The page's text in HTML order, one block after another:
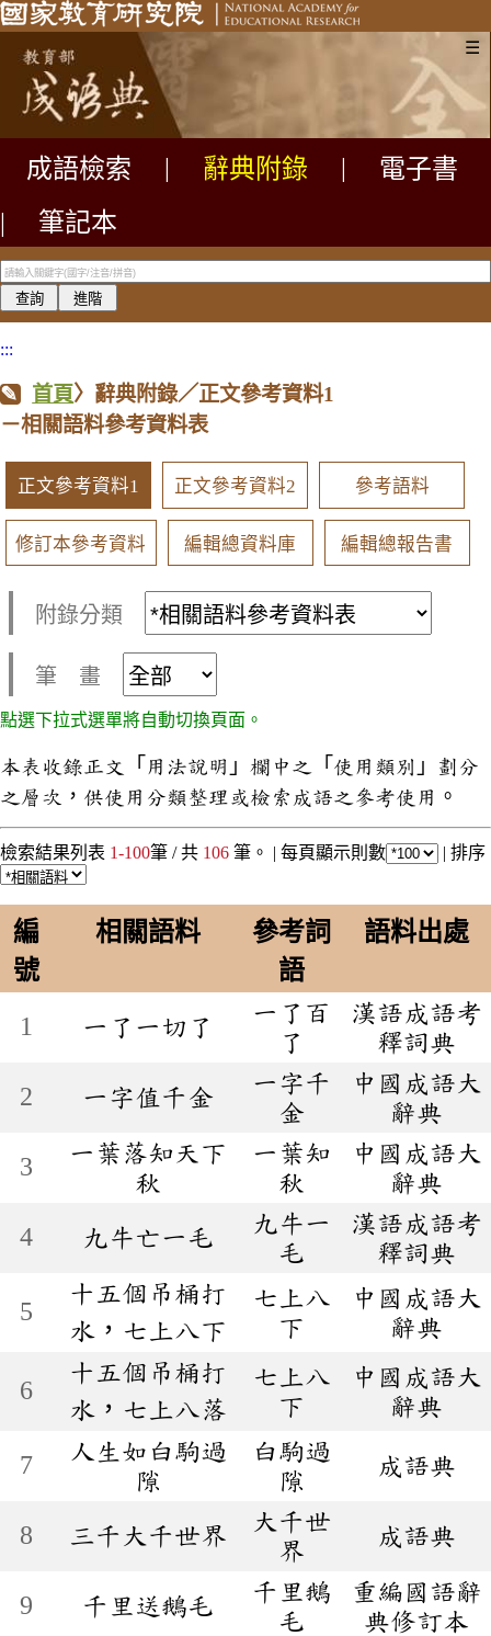
☰
成語檢索 辭典附錄
電子書
|
筆記本
:::
首頁〉辭典附錄／正文參考資料1
－相關語料參考資料表
正文參考資料1 正文參考資料2 參考語料
修訂本參考資料 編輯總資料庫 編輯總報告書
附錄分類
筆 畫
點選下拉式選單將自動切換頁面。
本表收錄正文「用法說明」欄中之「使用類別」劃分
之層次，供使用分類整理或檢索成語之參考使用。
檢索結果列表 1-100筆 / 共 106 筆。 | 每頁顯示則數 | 排序
編
號
相關語料
參考詞
語
語料出處
1 一了一切了
一了百
了
漢語成語考
釋詞典
2
一字值千金
一字千
金
中國成語大
辭典
3
一葉落知天下
秋
一葉知
秋
中國成語大
辭典
4
九牛亡一毛
九牛一
毛
漢語成語考
釋詞典
5
十五個吊桶打
水，七上八下
七上八
下
中國成語大
辭典
6
十五個吊桶打
水，七上八落
七上八
下
中國成語大
辭典
7
人生如白駒過
隙
白駒過
隙
成語典
8 三千大千世界
大千世
界
成語典
9 千里送鵝毛
千里鵝
毛
重編國語辭
典修訂本